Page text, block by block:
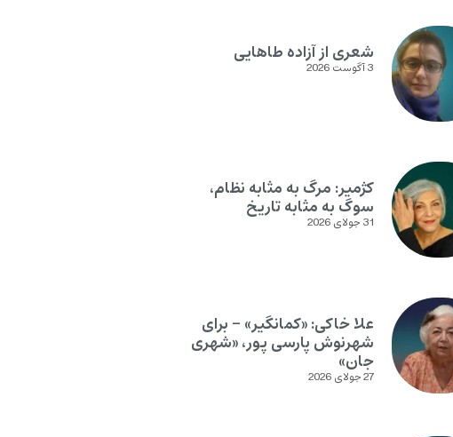
شعری از آزاده طاهایی
3 آگوست 2026
کژمیر: مرگ به مثابه نظام،
سوگ به مثابه تاریخ
31 جولای 2026
علا خاکی: «کمانگیر» – برای
شهرنوش پارسی پور، «شهری
جان»
27 جولای 2026